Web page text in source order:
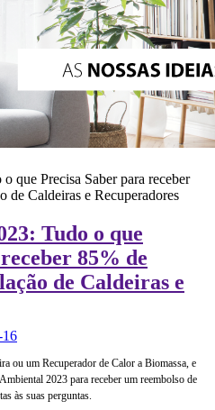
Tudo o que
85% de
de Caldeiras e
16
ou um Recuperador de Calor a Biomassa, e
2023 para receber um reembolso de
às suas perguntas.